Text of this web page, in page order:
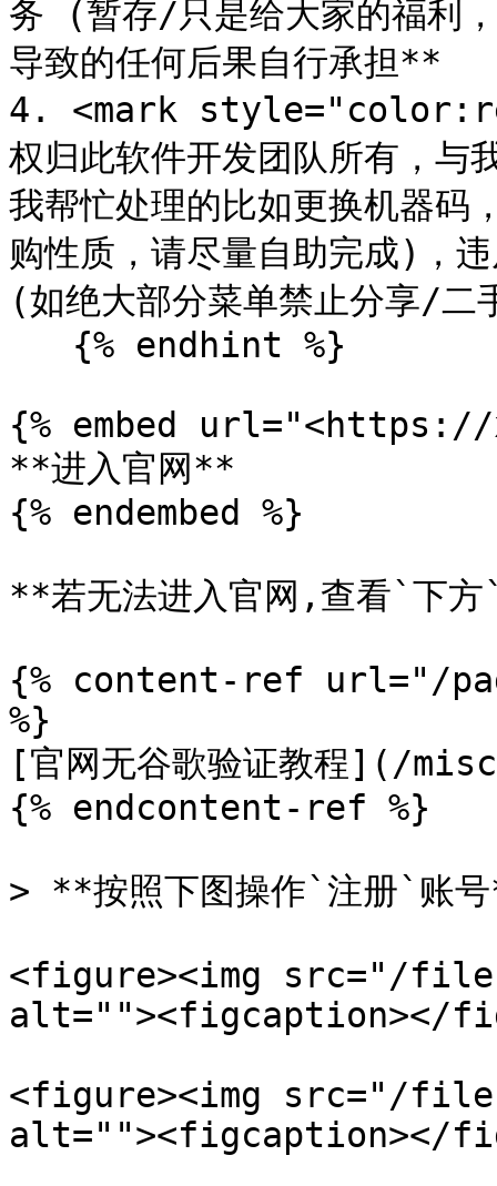
务 (暂存/只是给大家的福利
导致的任何后果自行承担**
4. <mark
权归此软件开发团队所有，
我帮忙处理的比如更换机器码
购性质，请尽量自助完成)，
(如绝大部分菜单禁止分享/
{% embed url="<https://
**进入官网**
{% endembed %}
**若无法进入官网,查看`下
{% content-ref url="/
%}
[官网无谷歌验证教程](/
{% endcontent-ref %}
> **按照下图操作`注册`账
<figure><img src="/files/
alt=""><figcaption></
<figure><img src="/files/
alt=""><figcaption></